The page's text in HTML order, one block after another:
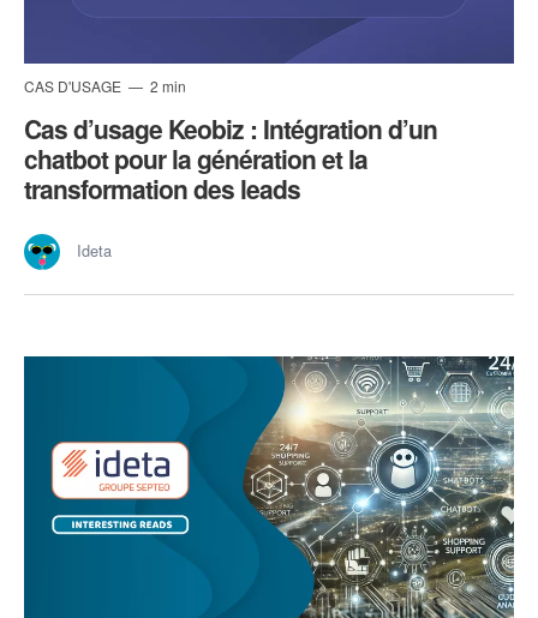
CAS D'USAGE 2 min
Cas d’usage Keobiz : Intégration d’un
chatbot pour la génération et la
transformation des leads
Ideta